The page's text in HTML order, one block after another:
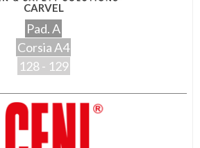
CARVEL
Pad. A
Corsia A4
128 - 129